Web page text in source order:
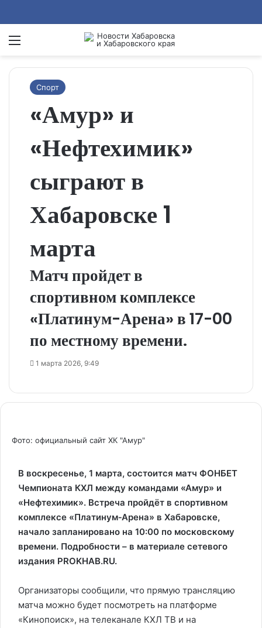
Menu
Спорт
«Амур» и
«Нефтехимик»
сыграют в
Хабаровске 1
марта
Матч пройдет в
спортивном комплексе
«Платинум-Арена» в 17-00
по местному времени.
1 марта 2026, 9:49
Фото: официальный сайт ХК "Амур"
В воскресенье, 1 марта, состоится матч ФОНБЕТ
Чемпионата КХЛ между командами «Амур» и
«Нефтехимик». Встреча пройдёт в спортивном
комплексе «Платинум‑Арена» в Хабаровске,
начало запланировано на 10:00 по московскому
времени. Подробности – в материале сетевого
издания PROKHAB.RU.
Организаторы сообщили, что прямую трансляцию
матча можно будет посмотреть на платформе
«Кинопоиск», на телеканале КХЛ ТВ и на